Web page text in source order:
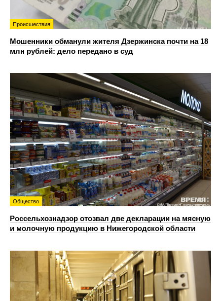
Происшествия
Мошенники обманули жителя Дзержинска почти на 18
млн рублей: дело передано в суд
Общество
Россельхознадзор отозвал две декларации на мясную
и молочную продукцию в Нижегородской области